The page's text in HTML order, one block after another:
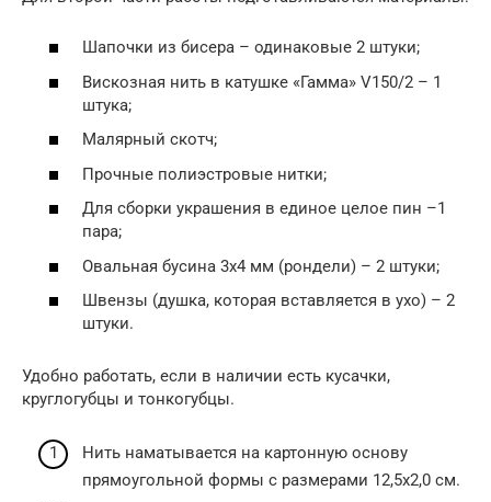
Шапочки из бисера – одинаковые 2 штуки;
Вискозная нить в катушке «Гамма» V150/2 – 1
штука;
Малярный скотч;
Прочные полиэстровые нитки;
Для сборки украшения в единое целое пин –1
пара;
Овальная бусина 3х4 мм (рондели) – 2 штуки;
Швензы (душка, которая вставляется в ухо) – 2
штуки.
Удобно работать, если в наличии есть кусачки,
круглогубцы и тонкогубцы.
Нить наматывается на картонную основу
прямоугольной формы с размерами 12,5х2,0 см.